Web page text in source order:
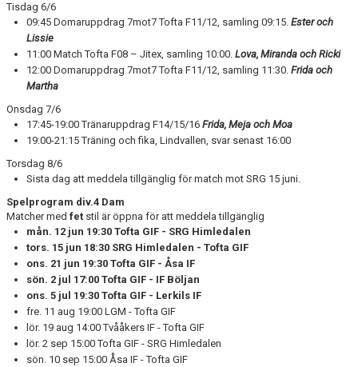
Tisdag 6/6
09:45 Domaruppdrag 7mot7 Tofta F11/12, samling 09:15. Ester och
Lissie
11:00 Match Tofta F08 – Jitex, samling 10:00. Lova, Miranda och Ricki
12:00 Domaruppdrag 7mot7 Tofta F11/12, samling 11:30. Frida och
Martha
Onsdag 7/6
17:45-19:00 Tränaruppdrag F14/15/16 Frida, Meja och Moa
19:00-21:15 Träning och fika, Lindvallen, svar senast 16:00
Torsdag 8/6
Sista dag att meddela tillgänglig för match mot SRG 15 juni.
Spelprogram div.4 Dam
Matcher med fet stil är öppna för att meddela tillgänglig
mån. 12 jun 19:30 Tofta GIF - SRG Himledalen
tors. 15 jun 18:30 SRG Himledalen - Tofta GIF
ons. 21 jun 19:30 Tofta GIF - Åsa IF
sön. 2 jul 17:00 Tofta GIF - IF Böljan
ons. 5 jul 19:30 Tofta GIF - Lerkils IF
fre. 11 aug 19:00 LGM - Tofta GIF
lör. 19 aug 14:00 Tvååkers IF - Tofta GIF
lör. 2 sep 15:00 Tofta GIF - SRG Himledalen
sön. 10 sep 15:00 Åsa IF - Tofta GIF